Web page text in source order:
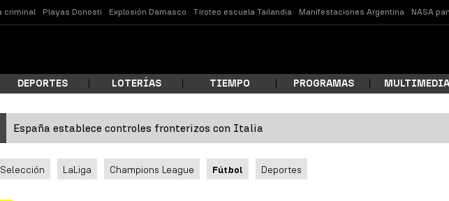
criminal Playas Donosti Explosión Damasco Tiroteo escuela Tailandia Manifestaciones Argentina NASA
¿Qué estás buscando?
DEPORTES LOTERÍAS TIEMPO PROGRAMAS MULTIMEDIA
España establece controles fronterizos con Italia
LaLiga Champions League Fútbol Deportes